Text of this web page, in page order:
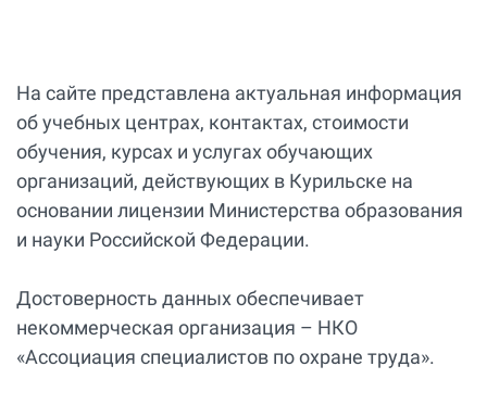
На сайте представлена актуальная информация
об учебных центрах, контактах, стоимости
обучения, курсах и услугах обучающих
организаций, действующих в Курильске на
основании лицензии Министерства образования
и науки Российской Федерации.
Достоверность данных обеспечивает
некоммерческая организация – НКО
«Ассоциация специалистов по охране труда».